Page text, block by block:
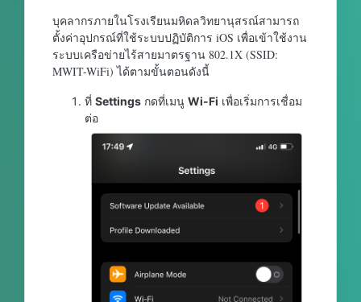
บุคลากรภายในโรงเรียนมหิดลวิทยานุสรณ์สามารถ
ตั้งค่าอุปกรณ์ที่ใช้ระบบปฏิบัติการ iOS เพื่อเข้าใช้งาน
ระบบเครือข่ายไร้สายมาตรฐาน 802.1X (SSID:
MWIT-WiFi) ได้ตามขั้นตอนดังนี้
ที่ Settings กดที่เมนู Wi-Fi เพื่อเริ่มการเชื่อม
ต่อ